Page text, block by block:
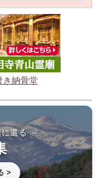
き納骨堂
還る ～
>